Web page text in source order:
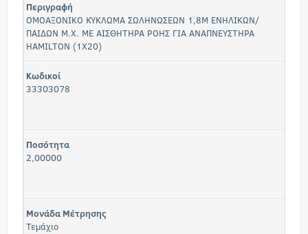
Περιγραφή
ΟΜΟΑΞΟΝΙΚΟ ΚΥΚΛΩΜΑ ΣΩΛΗΝΩΣΕΩΝ 1,8Μ ΕΝΗΛΙΚΩΝ/
ΠΑΙΔΩΝ Μ.Χ. ΜΕ ΑΙΣΘΗΤΗΡΑ ΡΟΗΣ ΓΙΑ ΑΝΑΠΝΕΥΣΤΗΡΑ
HAMILTON (1Χ20)
Κωδικοί
33303078
Ποσότητα
2,00000
Μονάδα Μέτρησης
Τεμάχιο